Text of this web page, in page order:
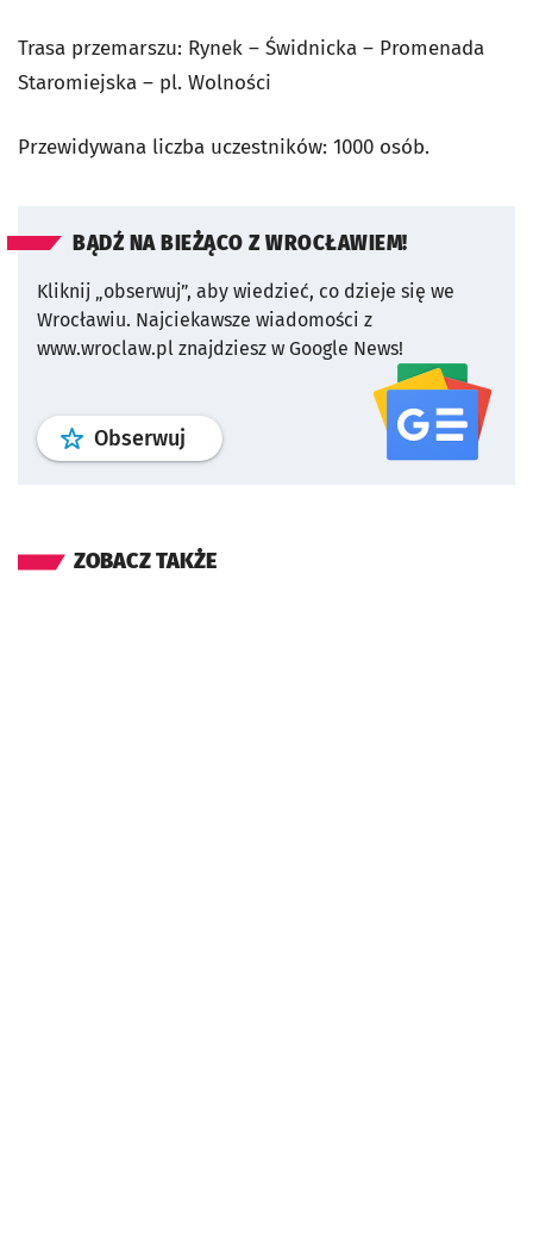
Trasa przemarszu: Rynek – Świdnicka – Promenada
Staromiejska – pl. Wolności
Przewidywana liczba uczestników: 1000 osób.
BĄDŹ NA BIEŻĄCO Z WROCŁAWIEM!
Kliknij „obserwuj”, aby wiedzieć, co dzieje się we
Wrocławiu. Najciekawsze wiadomości z
www.wroclaw.pl znajdziesz w Google News!
Obserwuj profil serwisu
ZOBACZ TAKŻE